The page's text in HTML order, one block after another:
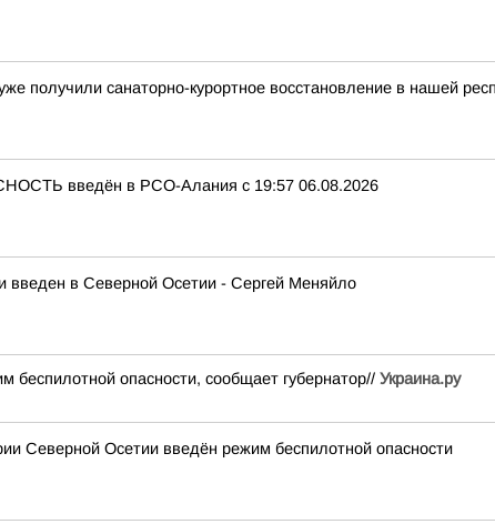
получили санаторно-курортное восстановление в нашей
введён в РСО-Алания с 19:57 06.08.2026
введен в Северной Осетии - Сергей Меняйло
опасности, сообщает губернатор// Украина.ру
Северной Осетии введён режим беспилотной опасности